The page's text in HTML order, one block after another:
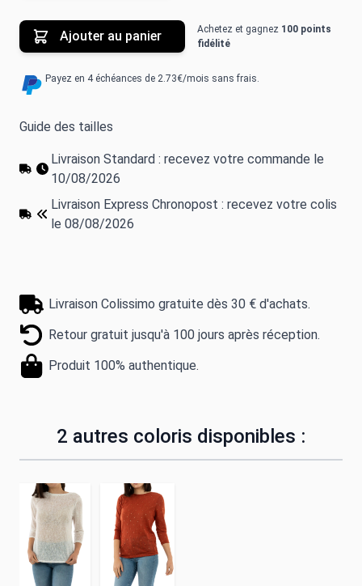
Ajouter au panier Achetez et gagnez 100 points
fidélité
Payez en 4 échéances de 2.73€/mois sans frais.
Guide des tailles
Livraison Standard : recevez votre commande le
10/08/2026
Livraison Express Chronopost : recevez votre colis
le 08/08/2026
Livraison Colissimo gratuite dès 30 € d'achats.
Retour gratuit jusqu'à 100 jours après réception.
Produit 100% authentique.
2 autres coloris disponibles :